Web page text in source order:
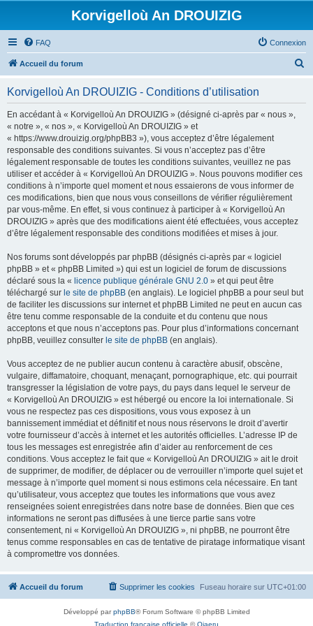
Korvigelloù An DROUIZIG
FAQ Connexion
Accueil du forum
Korvigelloù An DROUIZIG - Conditions d’utilisation
En accédant à « Korvigelloù An DROUIZIG » (désigné ci-après par « nous »,
« notre », « nos », « Korvigelloù An DROUIZIG » et
« https://www.drouizig.org/phpBB3 »), vous acceptez d’être légalement
responsable des conditions suivantes. Si vous n’acceptez pas d’être
légalement responsable de toutes les conditions suivantes, veuillez ne pas
utiliser et accéder à « Korvigelloù An DROUIZIG ». Nous pouvons modifier ces
conditions à n’importe quel moment et nous essaierons de vous informer de
ces modifications, bien que nous vous conseillons de vérifier régulièrement
par vous-même. En effet, si vous continuez à participer à « Korvigelloù An
DROUIZIG » après que des modifications aient été effectuées, vous acceptez
d’être légalement responsable des conditions modifiées et mises à jour.
Nos forums sont développés par phpBB (désignés ci-après par « logiciel
phpBB » et « phpBB Limited ») qui est un logiciel de forum de discussions
déclaré sous la « licence publique générale GNU 2.0 » et qui peut être
téléchargé sur le site de phpBB (en anglais). Le logiciel phpBB a pour seul but
de faciliter les discussions sur internet et phpBB Limited ne peut en aucun cas
être tenu comme responsable de la conduite et du contenu que nous
acceptons et que nous n’acceptons pas. Pour plus d’informations concernant
phpBB, veuillez consulter le site de phpBB (en anglais).
Vous acceptez de ne publier aucun contenu à caractère abusif, obscène,
vulgaire, diffamatoire, choquant, menaçant, pornographique, etc. qui pourrait
transgresser la législation de votre pays, du pays dans lequel le serveur de
« Korvigelloù An DROUIZIG » est hébergé ou encore la loi internationale. Si
vous ne respectez pas ces dispositions, vous vous exposez à un
bannissement immédiat et définitif et nous nous réservons le droit d’avertir
votre fournisseur d’accès à internet et les autorités officielles. L’adresse IP de
tous les messages est enregistrée afin d’aider au renforcement de ces
conditions. Vous acceptez le fait que « Korvigelloù An DROUIZIG » ait le droit
de supprimer, de modifier, de déplacer ou de verrouiller n’importe quel sujet et
message à n’importe quel moment si nous estimons cela nécessaire. En tant
qu’utilisateur, vous acceptez que toutes les informations que vous avez
renseignées soient enregistrées dans notre base de données. Bien que ces
informations ne seront pas diffusées à une tierce partie sans votre
consentement, ni « Korvigelloù An DROUIZIG », ni phpBB, ne pourront être
tenus comme responsables en cas de tentative de piratage informatique visant
à compromettre vos données.
Accueil du forum Fuseau horaire sur UTC+01:00
Supprimer les cookies
Développé parphpBB® Forum Software © phpBB Limited
Traduction française officielle ©Qiaeru